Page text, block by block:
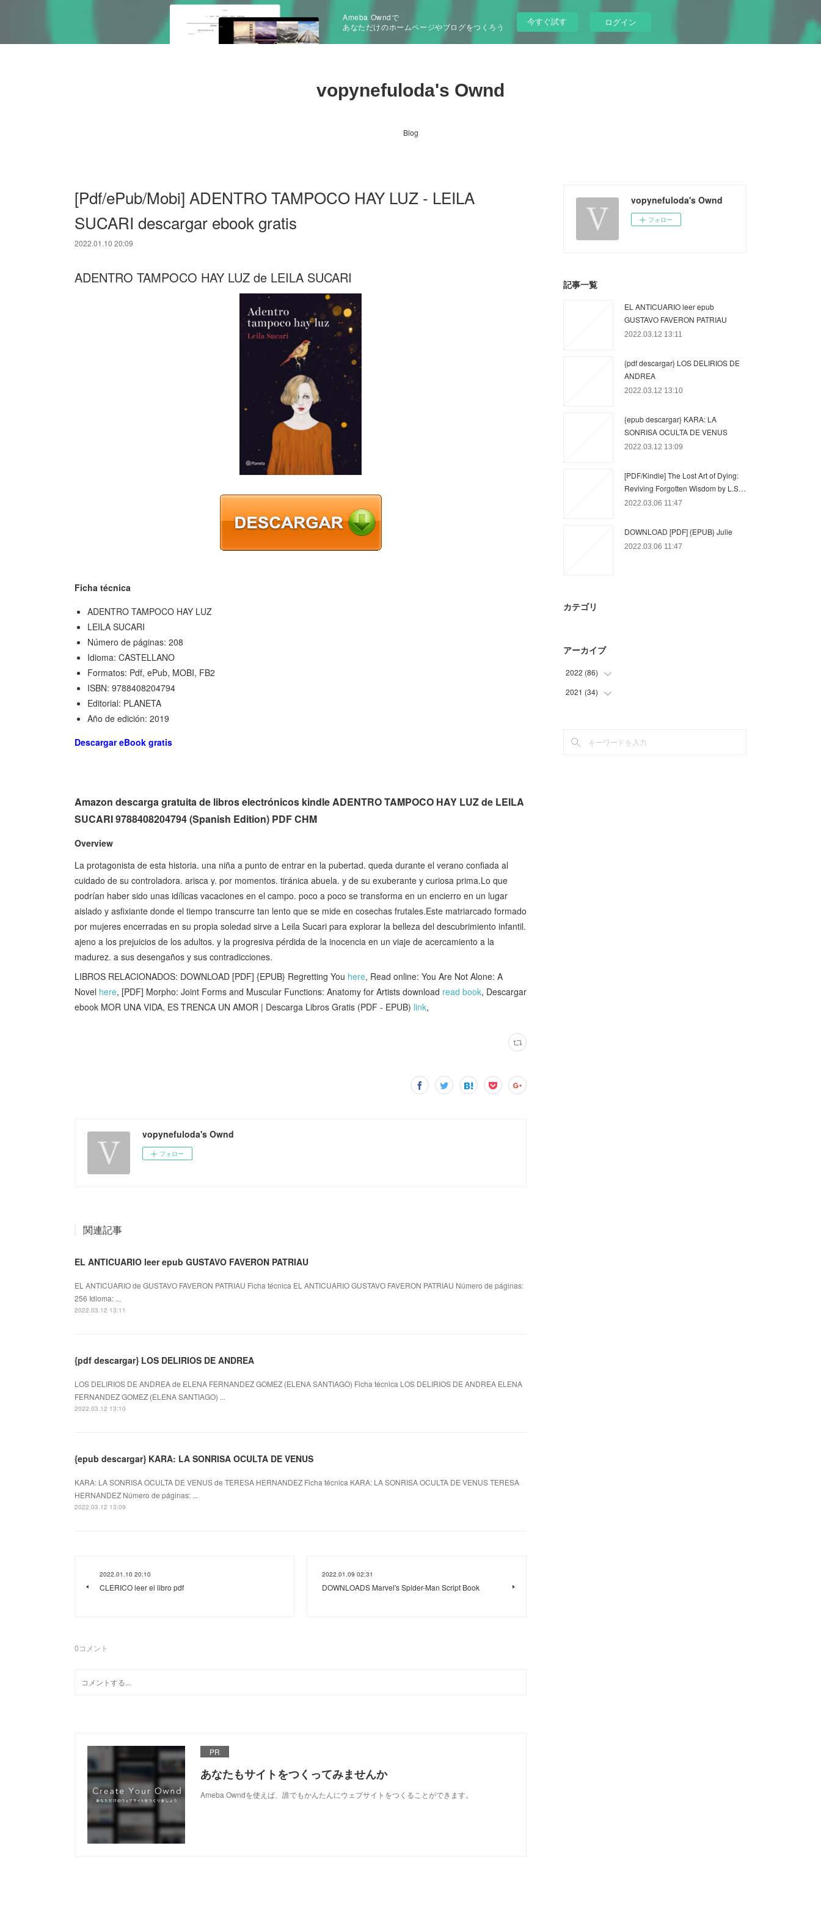
Ameba Owndで
あなただけのホームページやブログをつくろう
今すぐ試す ログイン
vopynefuloda's Ownd
Blog
[Pdf/ePub/Mobi] ADENTRO TAMPOCO HAY LUZ - LEILA
SUCARI descargar ebook gratis
2022.01.10 20:09
ADENTRO TAMPOCO HAY LUZ de LEILA SUCARI
Ficha técnica
ADENTRO TAMPOCO HAY LUZ
LEILA SUCARI
Número de páginas: 208
Idioma: CASTELLANO
Formatos: Pdf, ePub, MOBI, FB2
ISBN: 9788408204794
Editorial: PLANETA
Año de edición: 2019
Descargar eBook gratis
Amazon descarga gratuita de libros electrónicos kindle ADENTRO TAMPOCO HAY LUZ de LEILA
SUCARI 9788408204794 (Spanish Edition) PDF CHM
Overview
La protagonista de esta historia. una niña a punto de entrar en la pubertad. queda durante el verano confiada al
cuidado de su controladora. arisca y. por momentos. tiránica abuela. y de su exuberante y curiosa prima.Lo que
podrían haber sido unas idílicas vacaciones en el campo. poco a poco se transforma en un encierro en un lugar
aislado y asfixiante donde el tiempo transcurre tan lento que se mide en cosechas frutales.Este matriarcado formado
por mujeres encerradas en su propia soledad sirve a Leila Sucari para explorar la belleza del descubrimiento infantil.
ajeno a los prejuicios de los adultos. y la progresiva pérdida de la inocencia en un viaje de acercamiento a la
madurez. a sus desengaños y sus contradicciones.
LIBROS RELACIONADOS: DOWNLOAD [PDF] {EPUB} Regretting You here, Read online: You Are Not Alone: A
Novel here, [PDF] Morpho: Joint Forms and Muscular Functions: Anatomy for Artists download read book, Descargar
ebook MOR UNA VIDA, ES TRENCA UN AMOR | Descarga Libros Gratis (PDF - EPUB) link,
vopynefuloda's Ownd
フォロー
関連記事
EL ANTICUARIO leer epub GUSTAVO FAVERON PATRIAU
EL ANTICUARIO de GUSTAVO FAVERON PATRIAU Ficha técnica EL ANTICUARIO GUSTAVO FAVERON PATRIAU Número de páginas:
256 Idioma: ...
2022.03.12 13:11
{pdf descargar} LOS DELIRIOS DE ANDREA
LOS DELIRIOS DE ANDREA de ELENA FERNANDEZ GOMEZ (ELENA SANTIAGO) Ficha técnica LOS DELIRIOS DE ANDREA ELENA
FERNANDEZ GOMEZ (ELENA SANTIAGO) ...
2022.03.12 13:10
{epub descargar} KARA: LA SONRISA OCULTA DE VENUS
KARA: LA SONRISA OCULTA DE VENUS de TERESA HERNANDEZ Ficha técnica KARA: LA SONRISA OCULTA DE VENUS TERESA
HERNANDEZ Número de páginas: ...
2022.03.12 13:09
2022.01.10 20:10
CLERICO leer el libro pdf
2022.01.09 02:31
DOWNLOADS Marvel's Spider-Man Script Book
0コメント
PR
あなたもサイトをつくってみませんか
Ameba Owndを使えば、誰でもかんたんにウェブサイトをつくることができます。
vopynefuloda's Ownd
フォロー
記事一覧
EL ANTICUARIO leer epub
GUSTAVO FAVERON PATRIAU
2022.03.12 13:11
{pdf descargar} LOS DELIRIOS DE
ANDREA
2022.03.12 13:10
{epub descargar} KARA: LA
SONRISA OCULTA DE VENUS
2022.03.12 13:09
[PDF/Kindle] The Lost Art of Dying:
Reviving Forgotten Wisdom by L.S…
2022.03.06 11:47
DOWNLOAD [PDF] {EPUB} Julie
2022.03.06 11:47
カテゴリ
アーカイブ
2022 (86)
(17
)
2021 (34)